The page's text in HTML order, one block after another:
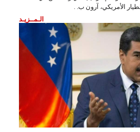
الأمريكي، آرون ب. .
الـمــزيـد